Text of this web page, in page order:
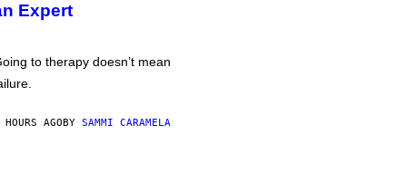
Expert
to therapy doesn’t mean
AGOBY SAMMI CARAMELA